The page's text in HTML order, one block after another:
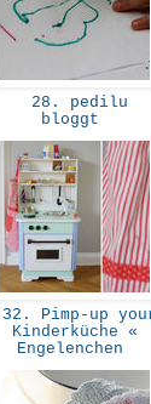
28. pedilu
bloggt
32. Pimp-up
Kinderküche «
Engelenchen